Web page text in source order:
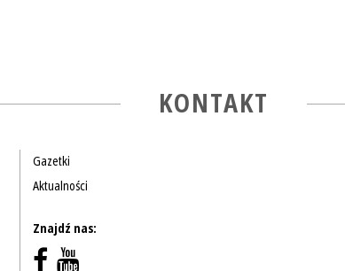
KONTAKT
Gazetki
Aktualności
Znajdź nas: